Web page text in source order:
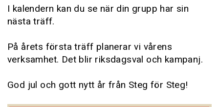
I kalendern kan du se när din grupp har sin
nästa träff.
På årets första träff planerar vi vårens
verksamhet. Det blir riksdagsval och kampanj.
God jul och gott nytt år från Steg för Steg!